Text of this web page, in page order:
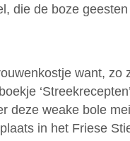
die de boze
want, zo
deze weake bole
in het Friese